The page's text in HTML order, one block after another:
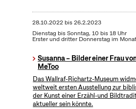
28.10.2022bis26.2.2023
Dienstag bis Sonntag, 10 bis 18 Uhr
Erster und dritter Donnerstag im
Susanna – Bilder einer Frau
MeToo
Das Wallraf-Richartz-Museum
weltweit ersten Ausstellung zur
der Kunst einer Erzähl-und
aktueller sein könnte.